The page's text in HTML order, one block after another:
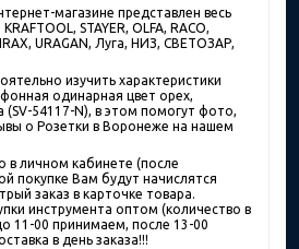
магазине представлен весь
STAYER, OLFA, RACO,
URAGAN, Луга, НИЗ, СВЕТОЗАР,
изучить характеристики
одинарная цвет орех,
(SV-54117-N), в этом помогут фото,
о Розетки в Воронеже на нашем
личном кабинете (после
покупке Вам будут начислятся
заказ в карточке товара.
инструмента оптом (количество в
11-00 принимаем, после 13-00
в день заказа!!!